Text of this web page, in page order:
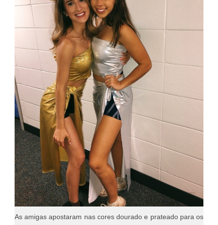
As amigas apostaram nas cores dourado e prateado para os